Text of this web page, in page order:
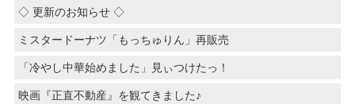
◇ 更新のお知らせ ◇
ミスタードーナツ「もっちゅりん」再販売
「冷やし中華始めました」見ぃつけたっ！
映画『正直不動産』を観てきました♪